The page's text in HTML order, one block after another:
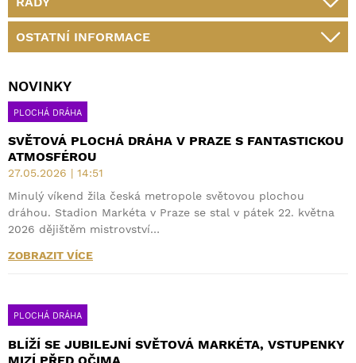
OSTATNÍ INFORMACE
NOVINKY
PLOCHÁ DRÁHA
SVĚTOVÁ PLOCHÁ DRÁHA V PRAZE S FANTASTICKOU
ATMOSFÉROU
27.05.2026 | 14:51
Minulý víkend žila česká metropole světovou plochou
dráhou. Stadion Markéta v Praze se stal v pátek 22. května
2026 dějištěm mistrovství…
ZOBRAZIT VÍCE
PLOCHÁ DRÁHA
BLÍŽÍ SE JUBILEJNÍ SVĚTOVÁ MARKÉTA, VSTUPENKY
MIZÍ PŘED OČIMA